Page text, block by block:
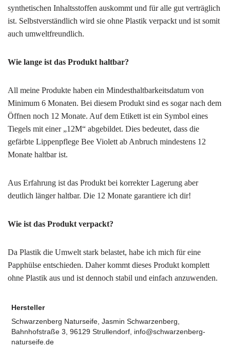
synthetischen Inhaltsstoffen auskommt und für alle gut verträglich
ist. Selbstverständlich wird sie ohne Plastik verpackt und ist somit
auch umweltfreundlich.
Wie lange ist das Produkt haltbar?
All meine Produkte haben ein Mindesthaltbarkeitsdatum von
Minimum 6 Monaten. Bei diesem Produkt sind es sogar nach dem
Öffnen noch 12 Monate. Auf dem Etikett ist ein Symbol eines
Tiegels mit einer „12M“ abgebildet. Dies bedeutet, dass die
gefärbte Lippenpflege Bee Violett ab Anbruch mindestens 12
Monate haltbar ist.
Aus Erfahrung ist das Produkt bei korrekter Lagerung aber
deutlich länger haltbar. Die 12 Monate garantiere ich dir!
Wie ist das Produkt verpackt?
Da Plastik die Umwelt stark belastet, habe ich mich für eine
Papphülse entschieden. Daher kommt dieses Produkt komplett
ohne Plastik aus und ist dennoch stabil und einfach anzuwenden.
Hersteller
Schwarzenberg Naturseife, Jasmin Schwarzenberg,
Bahnhofstraße 3, 96129 Strullendorf, info@schwarzenberg-
naturseife.de